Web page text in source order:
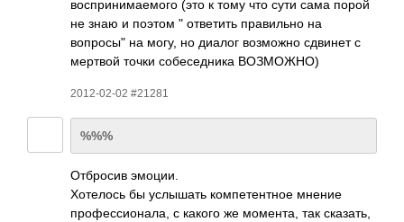
восп­рини­маем­ого (это к тому что сути сама порой
не знаю и поэтом " отве­тить прав­ильно на
вопросы" на могу, но диалог возм­ожно сдвинет с
мертвой точки собе­седн­ика ВОЗМ­ОЖНО)
2012-02-02 #21281
%%%
Отбр­осив эмоции.
Хоте­лось бы услы­шать комп­етен­тное мнение
проф­есси­онала, с какого же моме­нта, так сказ­ать,